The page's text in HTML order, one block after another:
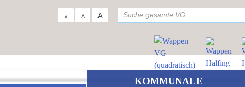
A A A
KOMMUNALE